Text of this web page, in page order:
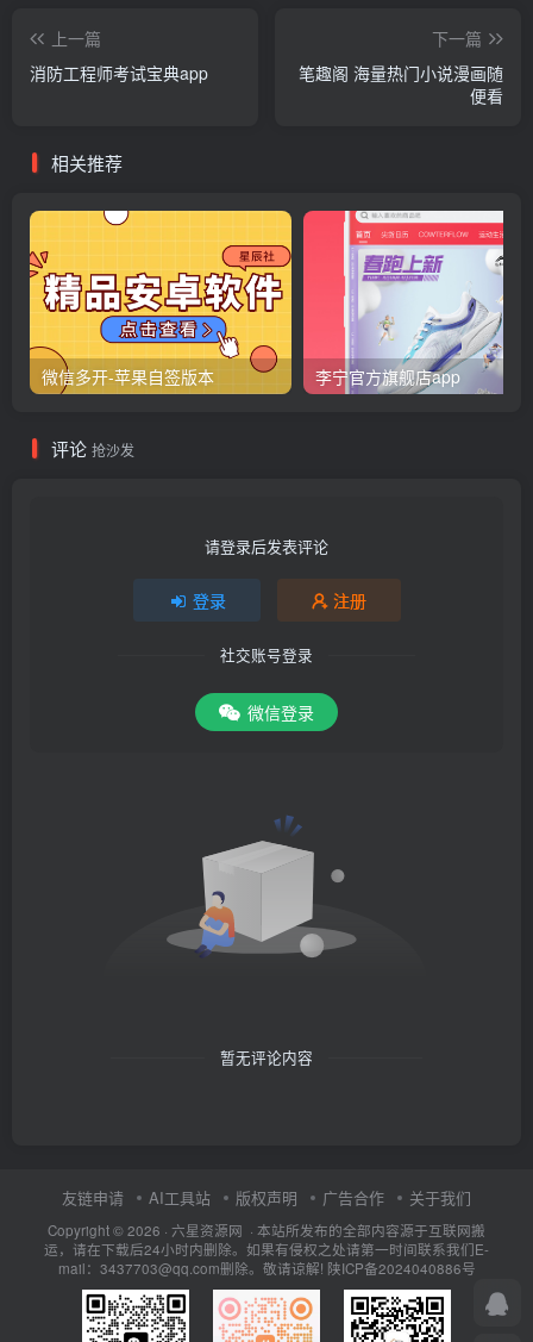
上一篇
消防工程师考试宝典app
下一篇
笔趣阁 海量热门小说漫画随
便看
相关推荐
微信多开-苹果自签版本 李宁官方旗舰店app
评论 抢沙发
请登录后发表评论
登录 注册
社交账号登录
微信登录
暂无评论内容
友链申请 AI工具站 版权声明 广告合作 关于我们
Copyright © 2026 · 六星资源网 · 本站所发布的全部内容源于互联网搬
运，请在下载后24小时内删除。如果有侵权之处请第一时间联系我们E-
mail：3437703@qq.com删除。敬请谅解! 陕ICP备2024040886号